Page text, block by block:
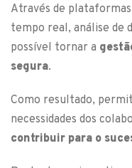
Através de
tempo real, análise de
possível tornar a
segura.
Como resultado,
necessidades dos
contribuir para o